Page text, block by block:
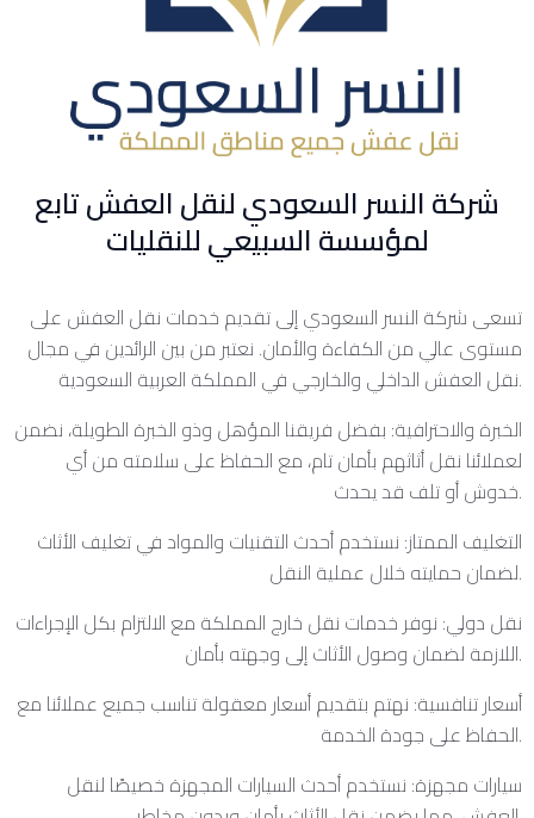
شركة النسر السعودي لنقل العفش تابع
لمؤسسة السبيعي للنقليات
تسعى شركة النسر السعودي إلى تقديم خدمات نقل العفش على
مستوى عالي من الكفاءة والأمان. نعتبر من بين الرائدين في مجال
نقل العفش الداخلي والخارجي في المملكة العربية السعودية.
الخبرة والاحترافية: بفضل فريقنا المؤهل وذو الخبرة الطويلة، نضمن
لعملائنا نقل أثاثهم بأمان تام، مع الحفاظ على سلامته من أي
خدوش أو تلف قد يحدث.
التغليف الممتاز: نستخدم أحدث التقنيات والمواد في تغليف الأثاث
لضمان حمايته خلال عملية النقل.
نقل دولي: نوفر خدمات نقل خارج المملكة مع الالتزام بكل الإجراءات
اللازمة لضمان وصول الأثاث إلى وجهته بأمان.
أسعار تنافسية: نهتم بتقديم أسعار معقولة تناسب جميع عملائنا مع
الحفاظ على جودة الخدمة.
سيارات مجهزة: نستخدم أحدث السيارات المجهزة خصيصًا لنقل